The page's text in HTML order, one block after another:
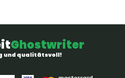
Ghostwriter
und qualitätsvoll!